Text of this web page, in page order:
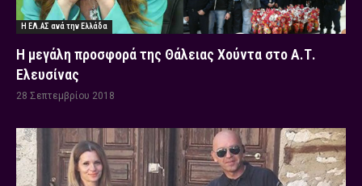
Η ΕΛ.ΑΣ ανά την Ελλάδα
Η μεγάλη προσφορά της Θάλειας Χούντα στο Α.Τ.
Ελευσίνας
28 Σεπτεμβρίου 2018